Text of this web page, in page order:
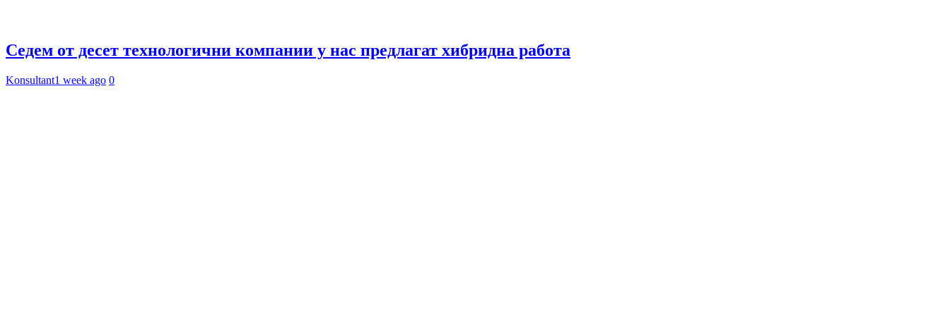
Седем от десет технологични компании у нас предлагат хибридна работа
Konsultant1 week ago 0